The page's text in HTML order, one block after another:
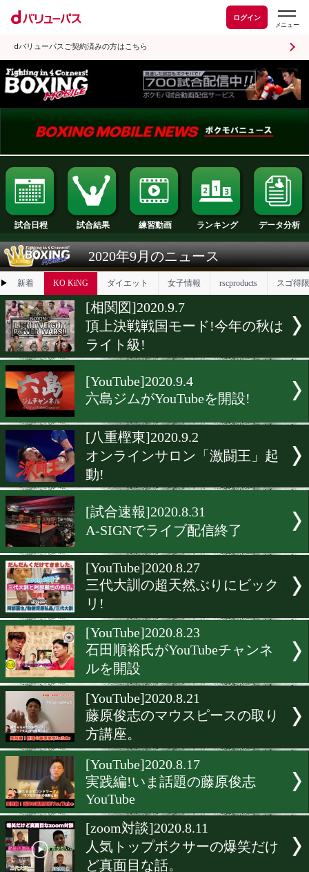
ログイン
dバリューパスご契約済みの方はこちら
試合日程 試合結果 練習動画 ランキング
2020年9月のニュース
▶ 新着 KO KiNG ダイエット
頂上決戦戦国モード!今年
[YouTube]2020.9.4
[八重樫東]2020.9.2
オンラインサロン「激闘王
動!
[試合速報]2020.8.31
A-SIGNでライブ配信終了
[YouTube]2020.8.27
三代大訓の超天然ぶりにビ
リ!
[YouTube]2020.8.23
石田順裕氏がYouTubeチャ
ルを開設
[YouTube]2020.8.21
藤原俊志のマウスピースの